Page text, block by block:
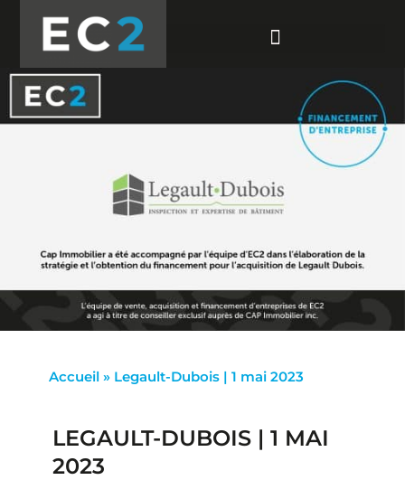
Accueil» Legault-Dubois | 1 mai 2023
LEGAULT-DUBOIS | 1 MAI
2023